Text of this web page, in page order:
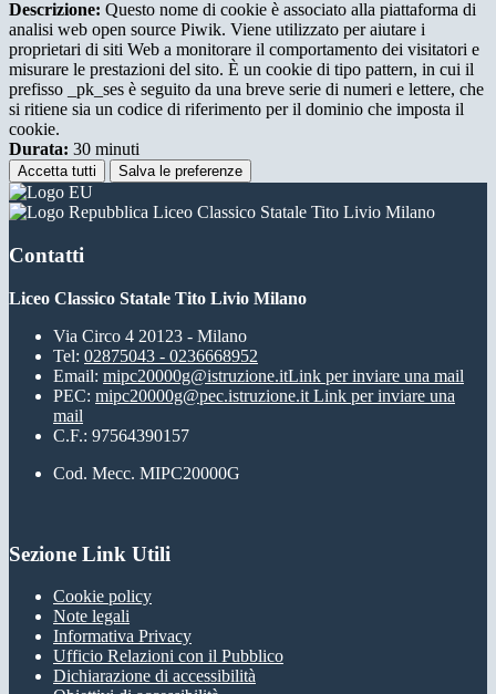
Descrizione: Questo nome di cookie è associato alla piattaforma di
analisi web open source Piwik. Viene utilizzato per aiutare i
proprietari di siti Web a monitorare il comportamento dei visitatori e
misurare le prestazioni del sito. È un cookie di tipo pattern, in cui il
prefisso _pk_ses è seguito da una breve serie di numeri e lettere, che
si ritiene sia un codice di riferimento per il dominio che imposta il
cookie.
Durata: 30 minuti
Accetta tutti Salva le preferenze
Liceo Classico Statale Tito Livio Milano
Contatti
Liceo Classico Statale Tito Livio Milano
Via Circo 4 20123 - Milano
Tel: 02875043 - 0236668952
Email: mipc20000g@istruzione.itLink per inviare una mail
PEC: mipc20000g@pec.istruzione.it Link per inviare una
mail
C.F.: 97564390157
Cod. Mecc. MIPC20000G
Sezione Link Utili
Cookie policy
Note legali
Informativa Privacy
Ufficio Relazioni con il Pubblico
Dichiarazione di accessibilità